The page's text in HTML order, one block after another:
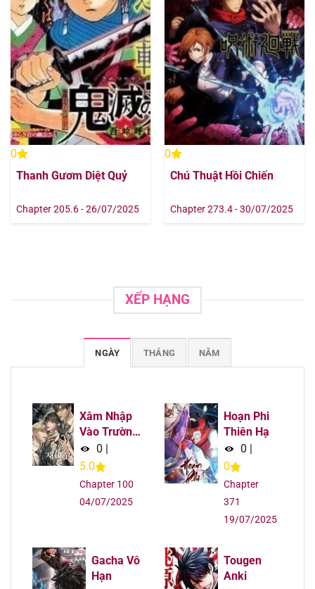
Chapter 257 07/08/2025
Chapter 256 07/08/2025
Chapter 255 07/08/2025
Chapter 254 07/08/2025
Chapter 248
Chapter 246 07/08/2025
Chapter 245 07/08/2025
Chapter 244 07/08/2025
07/08/2025
Chapter 242
0
Thanh Gươm Diệt Quỷ
Chapter 205.6 - 26/07/2025
0
Chú Thuật Hồi Chiến
Chapter 273.4 - 30/07/2025
XẾP HẠNG
NGÀY THÁNG NĂM
Xâm Nhập
Vào Trường
Trung Học
Tài Phiệt!
0
5.0
Chapter 100
04/07/2025
Hoạn Phi
Thiên Hạ
0
0
Chapter
371
19/07/2025
Gacha Vô
Hạn
Tougen
Anki